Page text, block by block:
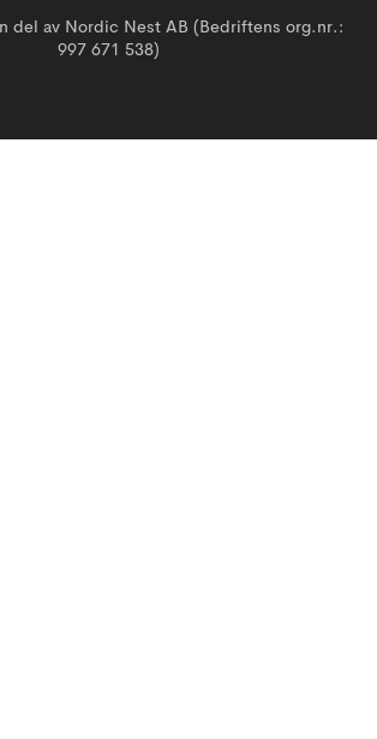
del av Nordic Nest AB (Bedriftens org.nr.:
997 671 538)